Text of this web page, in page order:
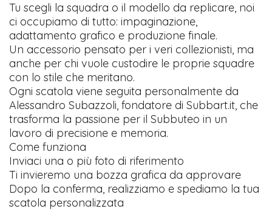
Tu scegli la squadra o il modello da replicare, noi
ci occupiamo di tutto: impaginazione,
adattamento grafico e produzione finale.
Un accessorio pensato per i veri collezionisti, ma
anche per chi vuole custodire le proprie squadre
con lo stile che meritano.
Ogni scatola viene seguita personalmente da
Alessandro Subazzoli, fondatore di Subbart.it, che
trasforma la passione per il Subbuteo in un
lavoro di precisione e memoria.
Come funziona
Inviaci una o più foto di riferimento
Ti invieremo una bozza grafica da approvare
Dopo la conferma, realizziamo e spediamo la tua
scatola personalizzata